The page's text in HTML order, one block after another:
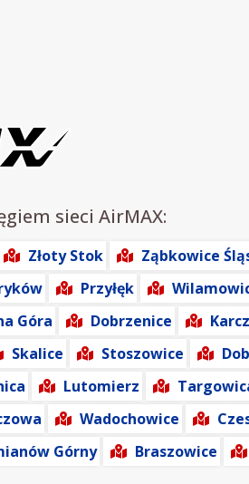
sieci AirMAX:
Złoty Stok
Ząbkowice
Przyłęk
Góra Dobrzenice
Skalice Stoszowice
Lutomierz
Wadochowice
Górny Braszowice